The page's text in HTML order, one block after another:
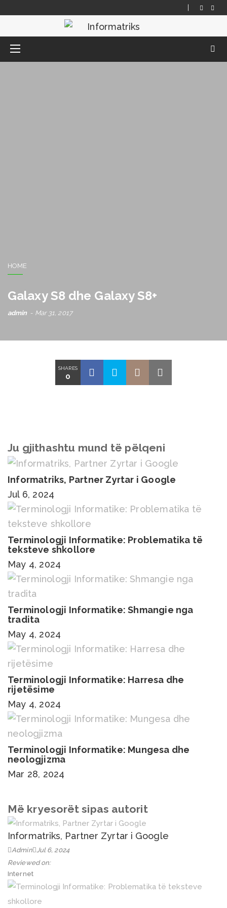
HOME
Galaxy S8 dhe Galaxy S8+
admin Mar 31, 2017
SHARES
0
Ju gjithashtu mund të pëlqeni
Informatriks, Partner Zyrtar i Google
Jul 6, 2024
Terminologji Informatike: Problematika të
teksteve shkollore
May 4, 2024
Terminologji Informatike: Shmangie nga
tradita
May 4, 2024
Terminologji Informatike: Harresa dhe
rijetësime
May 4, 2024
Terminologji Informatike: Mungesa dhe
neologjizma
Mar 28, 2024
Më kryesorët sipas autorit
Informatriks, Partner Zyrtar i Google
Admin Jul 6, 2024
Reviewed on:
Internet